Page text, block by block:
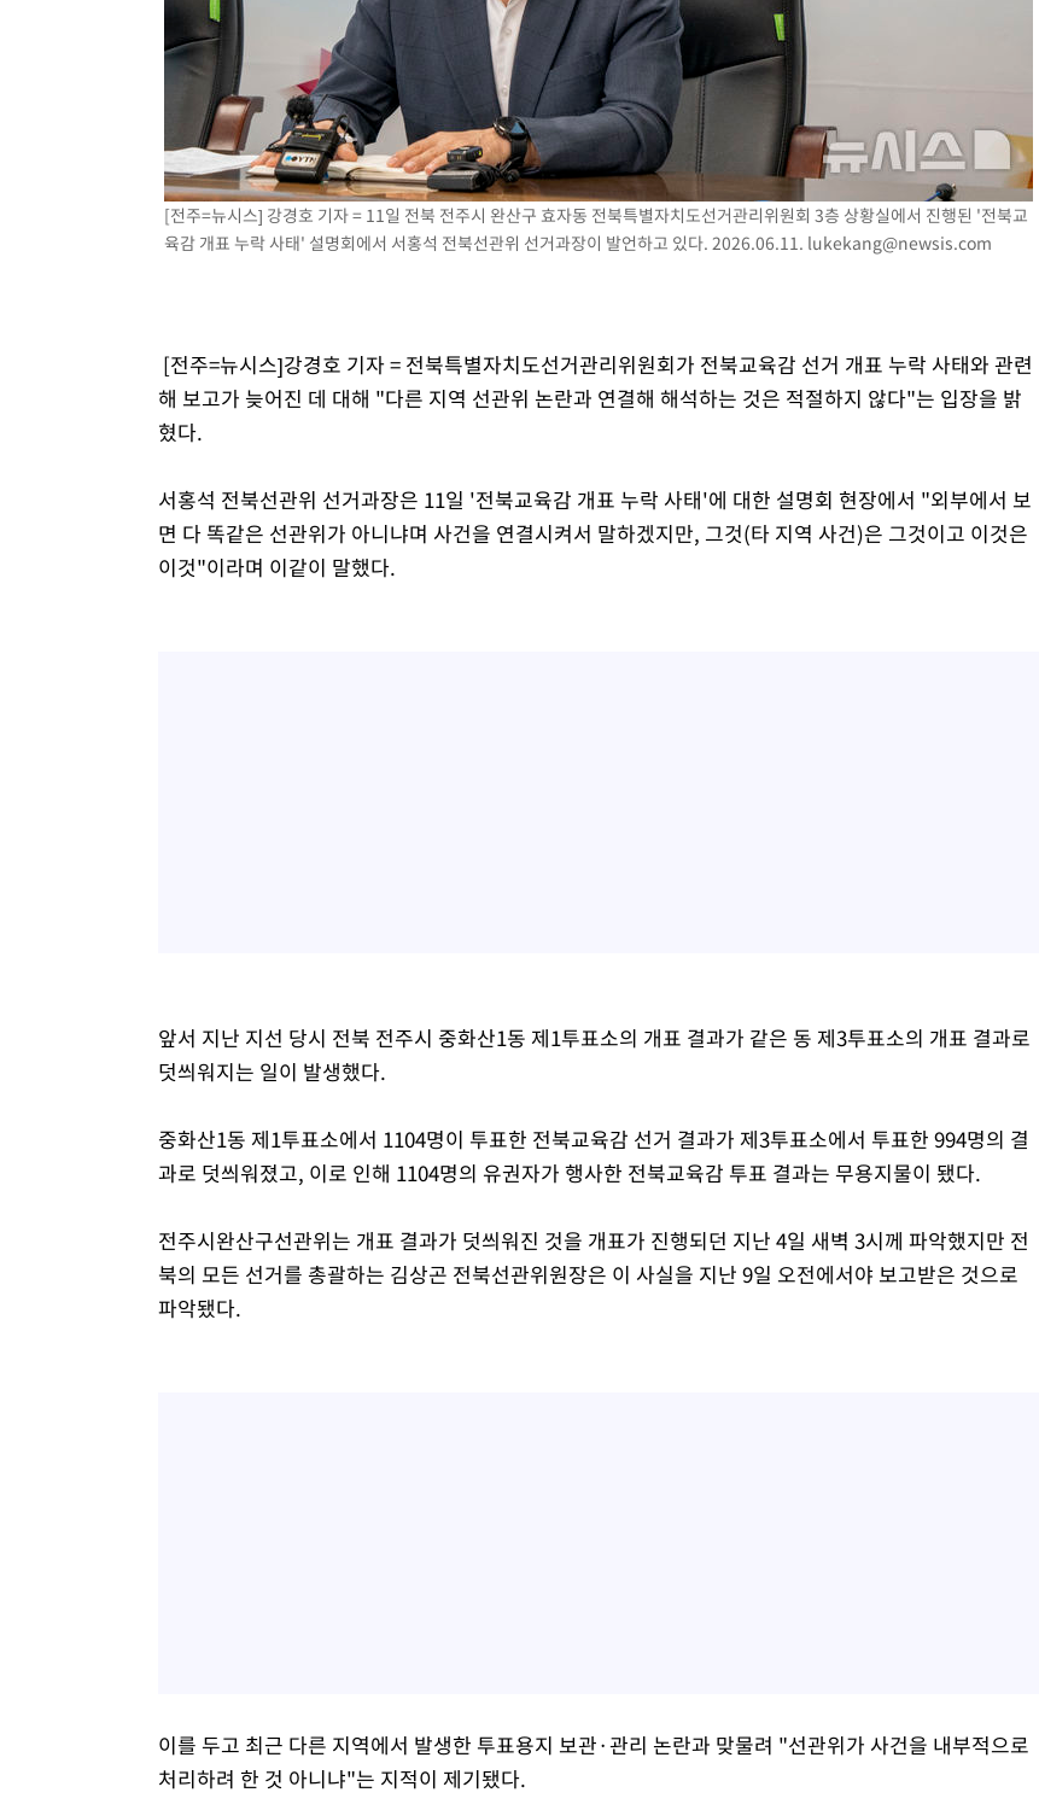
[전주=뉴시스] 강경호 기자 = 11일 전북 전주시 완산구 효자동 전북특별자치도선거관리위원회 3층 상황실에서 진행된 '전북교
육감 개표 누락 사태' 설명회에서 서홍석 전북선관위 선거과장이 발언하고 있다. 2026.06.11. lukekang@newsis.com
[전주=뉴시스]강경호 기자 = 전북특별자치도선거관리위원회가 전북교육감 선거 개표 누락 사태와 관련
해 보고가 늦어진 데 대해 "다른 지역 선관위 논란과 연결해 해석하는 것은 적절하지 않다"는 입장을 밝
혔다.
서홍석 전북선관위 선거과장은 11일 '전북교육감 개표 누락 사태'에 대한 설명회 현장에서 "외부에서 보
면 다 똑같은 선관위가 아니냐며 사건을 연결시켜서 말하겠지만, 그것(타 지역 사건)은 그것이고 이것은
이것"이라며 이같이 말했다.
앞서 지난 지선 당시 전북 전주시 중화산1동 제1투표소의 개표 결과가 같은 동 제3투표소의 개표 결과로
덧씌워지는 일이 발생했다.
중화산1동 제1투표소에서 1104명이 투표한 전북교육감 선거 결과가 제3투표소에서 투표한 994명의 결
과로 덧씌워졌고, 이로 인해 1104명의 유권자가 행사한 전북교육감 투표 결과는 무용지물이 됐다.
전주시완산구선관위는 개표 결과가 덧씌워진 것을 개표가 진행되던 지난 4일 새벽 3시께 파악했지만 전
북의 모든 선거를 총괄하는 김상곤 전북선관위원장은 이 사실을 지난 9일 오전에서야 보고받은 것으로
파악됐다.
이를 두고 최근 다른 지역에서 발생한 투표용지 보관·관리 논란과 맞물려 "선관위가 사건을 내부적으로
처리하려 한 것 아니냐"는 지적이 제기됐다.